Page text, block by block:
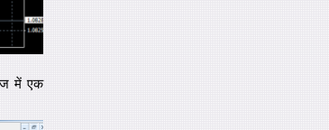
में एक